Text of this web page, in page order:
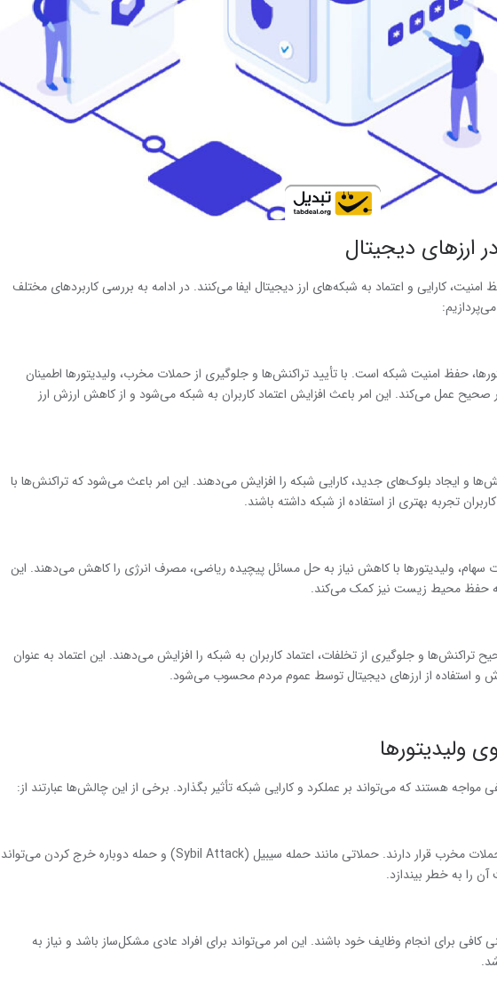
ارزهای دیجیتال
کارایی و اعتماد به شبکه‌های ارز دیجیتال ایفا می‌کنند. در ادامه به بررسی کاربردهای مختلف
حفظ امنیت شبکه است. با تأیید تراکنش‌ها و جلوگیری از حملات مخرب، ولیدیتورها اطمینان
عمل می‌کند. این امر باعث افزایش اعتماد کاربران به شبکه می‌شود و از کاهش ارزش ارز
و ایجاد بلوک‌های جدید، کارایی شبکه را افزایش می‌دهند. این امر باعث می‌شود که تراکنش‌ها با
تجربه بهتری از استفاده از شبکه داشته باشند.
سهام، ولیدیتورها با کاهش نیاز به حل مسائل پیچیده ریاضی، مصرف انرژی را کاهش می‌دهند. این
به حفظ محیط زیست نیز کمک می‌کند.
تراکنش‌ها و جلوگیری از تخلفات، اعتماد کاربران به شبکه را افزایش می‌دهند. این اعتماد به عنوان
و استفاده از ارزهای دیجیتال توسط عموم مردم محسوب می‌شود.
مواجه هستند که می‌تواند بر عملکرد و کارایی شبکه تأثیر بگذارد. برخی از این چالش‌ها عبارتند از:
ولیدیتورها همواره در معرض حملات مخرب قرار دارند. حملاتی مانند حمله سیبیل (Sybil Attack) و حمله دوباره خرج کردن می‌تواند
را به خطر بیندازد.
کافی برای انجام وظایف خود باشند. این امر می‌تواند برای افراد عادی مشکل‌ساز باشد و نیاز به